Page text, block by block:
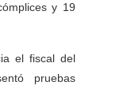
y 19
el fiscal del
pruebas